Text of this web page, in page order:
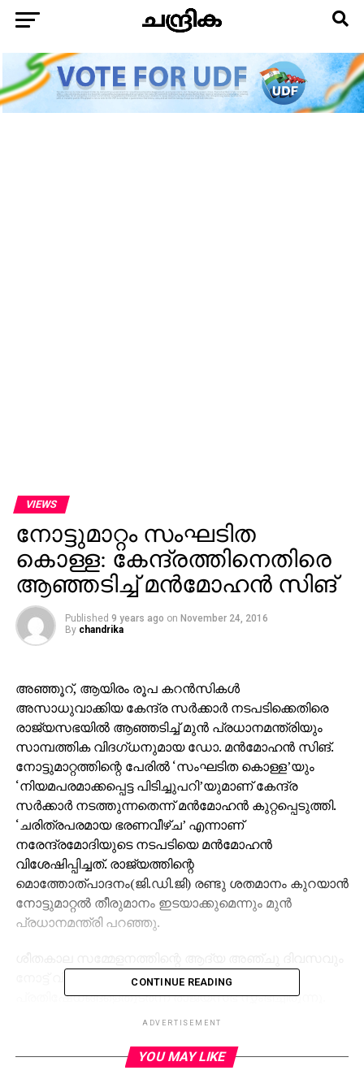
VIEWS
നോട്ടുമാറ്റം സംഘടിത
കൊള്ള: കേന്ദ്രത്തിനെതിരെ
ആഞ്ഞടിച്ച് മന്‍മോഹന്‍ സിങ്
Published 9 years ago on November 24, 2016
By chandrika
അഞ്ഞൂറ്, ആയിരം രൂപ കറന്‍സികള്‍
അസാധുവാക്കിയ കേന്ദ്ര സര്‍ക്കാര്‍ നടപടിക്കെതിരെ
രാജ്യസഭയില്‍ ആഞ്ഞടിച്ച് മുന്‍ പ്രധാനമന്ത്രിയും
സാമ്പത്തിക വിദഗ്ധനുമായ ഡോ. മന്‍മോഹന്‍ സിങ്.
നോട്ടുമാറ്റത്തിന്റെ പേരില്‍ ‘സംഘടിത കൊള്ള’യും
‘നിയമപരമാക്കപ്പെട്ട പിടിച്ചുപറി’യുമാണ് കേന്ദ്ര
സര്‍ക്കാര്‍ നടത്തുന്നതെന്ന് മന്‍മോഹന്‍ കുറ്റപ്പെടുത്തി.
‘ചരിത്രപരമായ ഭരണവീഴ്ച’ എന്നാണ്
നരേന്ദ്രമോദിയുടെ നടപടിയെ മന്‍മോഹന്‍
വിശേഷിപ്പിച്ചത്. രാജ്യത്തിന്റെ
മൊത്തോത്പാദനം(ജി.ഡി.ജി) രണ്ടു ശതമാനം കുറയാന്‍
നോട്ടുമാറ്റല്‍ തീരുമാനം ഇടയാക്കുമെന്നും മുന്‍
പ്രധാനമന്ത്രി പറഞ്ഞു.
നോട്ട് വിഷയവുമായി ബന്ധപ്പെട്ട പ്രതിപക്ഷ
പ്രതിഷേധങ്ങളെതുടര്‍ന്ന് രാജ്യസഭ സ്തംഭിച്ചിരുന്നു.
പ്രധാനമന്ത്രി നേരിട്ട് ഹാജരായെങ്കില്‍ മാത്രമേ സഭാ
നിലപാടിലായിരുന്നു പ്രതിപക്ഷം. ഇതിന്
CONTINUE READING
ADVERTISEMENT
YOU MAY LIKE